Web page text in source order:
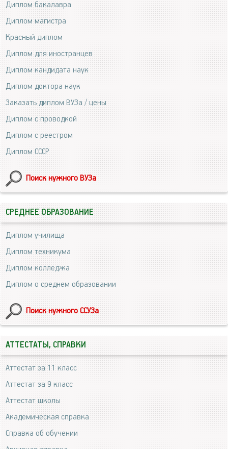
Диплом бакалавра
Диплом магистра
Красный диплом
Диплом для иностранцев
Диплом кандидата наук
Диплом доктора наук
Заказать диплом ВУЗа / цены
Диплом с проводкой
Диплом с реестром
Диплом СССР
Поиск нужного ВУЗа
СРЕДНЕЕ ОБРАЗОВАНИЕ
Диплом училища
Диплом техникума
Диплом колледжа
Диплом о среднем образовании
Поиск нужного ССУЗа
АТТЕСТАТЫ, СПРАВКИ
Аттестат за 11 класс
Аттестат за 9 класс
Аттестат школы
Академическая справка
Справка об обучении